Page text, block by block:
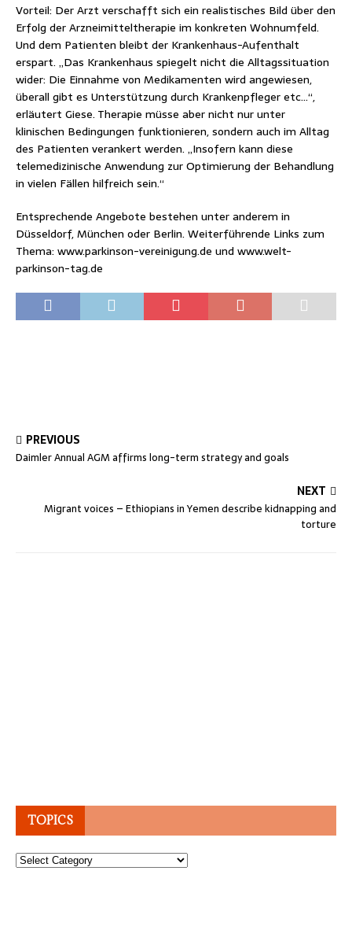
Vorteil: Der Arzt verschafft sich ein realistisches Bild über den
Erfolg der Arzneimitteltherapie im konkreten Wohnumfeld.
Und dem Patienten bleibt der Krankenhaus-Aufenthalt
erspart. „Das Krankenhaus spiegelt nicht die Alltagssituation
wider: Die Einnahme von Medikamenten wird angewiesen,
überall gibt es Unterstützung durch Krankenpfleger etc…“,
erläutert Giese. Therapie müsse aber nicht nur unter
klinischen Bedingungen funktionieren, sondern auch im Alltag
des Patienten verankert werden. „Insofern kann diese
telemedizinische Anwendung zur Optimierung der Behandlung
in vielen Fällen hilfreich sein.“
Entsprechende Angebote bestehen unter anderem in
Düsseldorf, München oder Berlin. Weiterführende Links zum
Thema: www.parkinson-vereinigung.de und www.welt-
parkinson-tag.de
PREVIOUS
Daimler Annual AGM affirms long-term strategy and goals
NEXT
Migrant voices – Ethiopians in Yemen describe kidnapping and
torture
TOPICS
Topics